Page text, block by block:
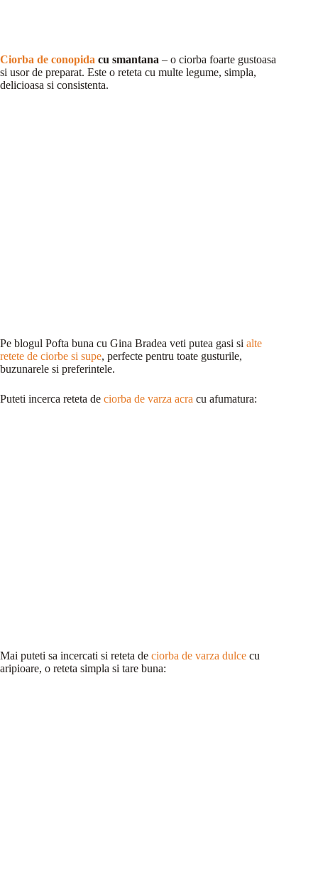
Ciorba de conopida cu smantana – o ciorba foarte gustoasa
si usor de preparat. Este o reteta cu multe legume, simpla,
delicioasa si consistenta.
Pe blogul Pofta buna cu Gina Bradea veti putea gasi si alte
retete de ciorbe si supe, perfecte pentru toate gusturile,
buzunarele si preferintele.
Puteti incerca reteta de ciorba de varza acra cu afumatura:
Mai puteti sa incercati si reteta de ciorba de varza dulce cu
aripioare, o reteta simpla si tare buna: